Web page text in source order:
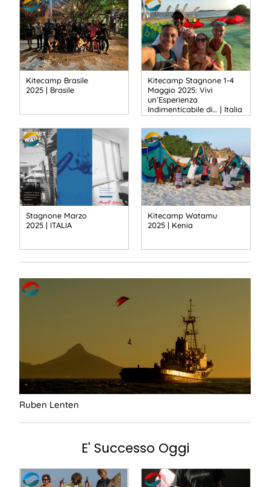
Kitecamp Brasile
2025 | Brasile
Kitecamp Stagnone 1-4
Maggio 2025: Vivi
un’Esperienza
Indimenticabile di… | Italia
Stagnone Marzo
2025 | ITALIA
Kitecamp Watamu
2025 | Kenia
Ruben Lenten
E' Successo Oggi